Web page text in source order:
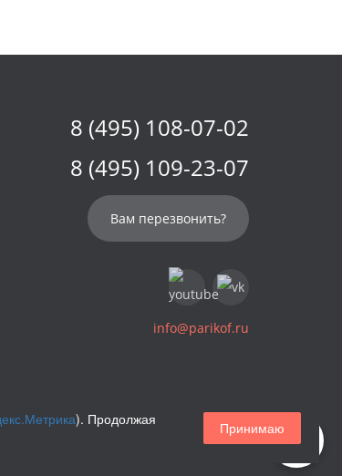
8 (495) 108-07-02
8 (495) 109-23-07
Вам перезвонить?
info@parikof.ru
Магазин париков — Parikof. 2026
). Продолжая
Принимаю